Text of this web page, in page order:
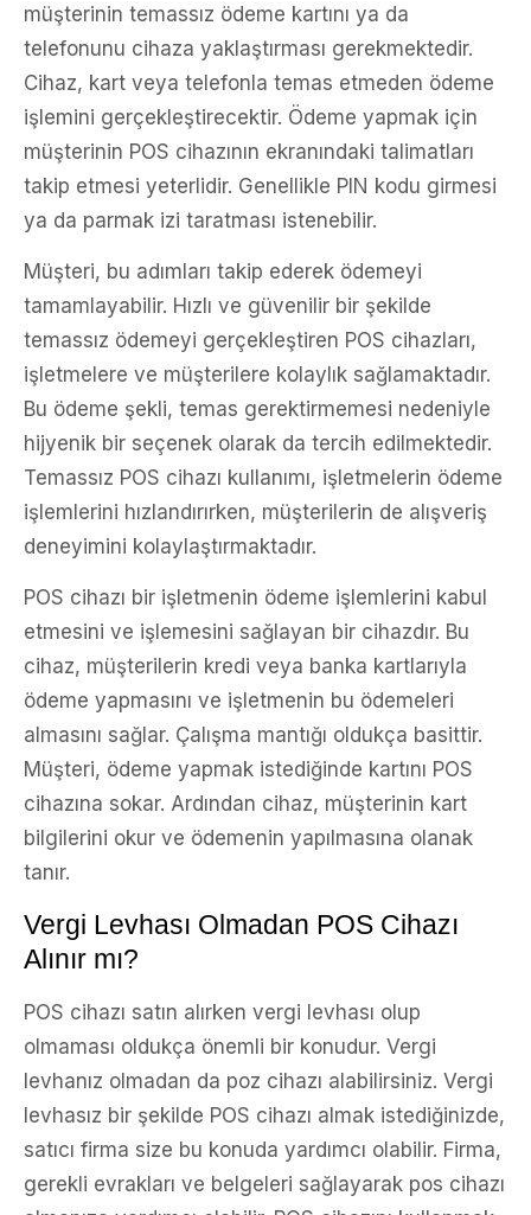
müşterinin temassız ödeme kartını ya da
telefonunu cihaza yaklaştırması gerekmektedir.
Cihaz, kart veya telefonla temas etmeden ödeme
işlemini gerçekleştirecektir. Ödeme yapmak için
müşterinin POS cihazının ekranındaki talimatları
takip etmesi yeterlidir. Genellikle PIN kodu girmesi
ya da parmak izi taratması istenebilir.
Müşteri, bu adımları takip ederek ödemeyi
tamamlayabilir. Hızlı ve güvenilir bir şekilde
temassız ödemeyi gerçekleştiren POS cihazları,
işletmelere ve müşterilere kolaylık sağlamaktadır.
Bu ödeme şekli, temas gerektirmemesi nedeniyle
hijyenik bir seçenek olarak da tercih edilmektedir.
Temassız POS cihazı kullanımı, işletmelerin ödeme
işlemlerini hızlandırırken, müşterilerin de alışveriş
deneyimini kolaylaştırmaktadır.
POS cihazı bir işletmenin ödeme işlemlerini kabul
etmesini ve işlemesini sağlayan bir cihazdır. Bu
cihaz, müşterilerin kredi veya banka kartlarıyla
ödeme yapmasını ve işletmenin bu ödemeleri
almasını sağlar. Çalışma mantığı oldukça basittir.
Müşteri, ödeme yapmak istediğinde kartını POS
cihazına sokar. Ardından cihaz, müşterinin kart
bilgilerini okur ve ödemenin yapılmasına olanak
tanır.
Vergi Levhası Olmadan POS Cihazı
Alınır mı?
POS cihazı satın alırken vergi levhası olup
olmaması oldukça önemli bir konudur. Vergi
levhanız olmadan da poz cihazı alabilirsiniz. Vergi
levhasız bir şekilde POS cihazı almak istediğinizde,
satıcı firma size bu konuda yardımcı olabilir. Firma,
gerekli evrakları ve belgeleri sağlayarak pos cihazı